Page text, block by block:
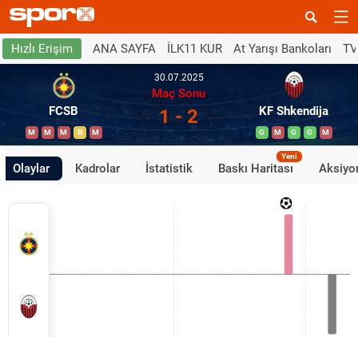
Hızlı Erişim ANA SAYFA İLK11 KUR At Yarışı Bankoları
FCSB
M M M B M
30.07.2025
Maç Sonu
1 - 2 KF Shkendija
G M G G M
Olaylar Kadrolar İstatistik Baskı Haritası
Yeni